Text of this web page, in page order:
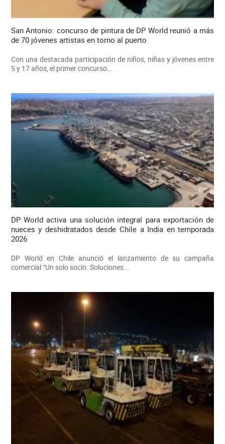
San Antonio: concurso de pintura de DP World reunió a más
de 70 jóvenes artistas en torno al puerto
Con una destacada participación de niños, niñas y jóvenes entre
5 y 17 años, el primer concurso...
DP World activa una solución integral para exportación de
nueces y deshidratados desde Chile a India en temporada
2026
DP World en Chile anunció el lanzamiento de su campaña
comercial “Un solo socio. Soluciones...